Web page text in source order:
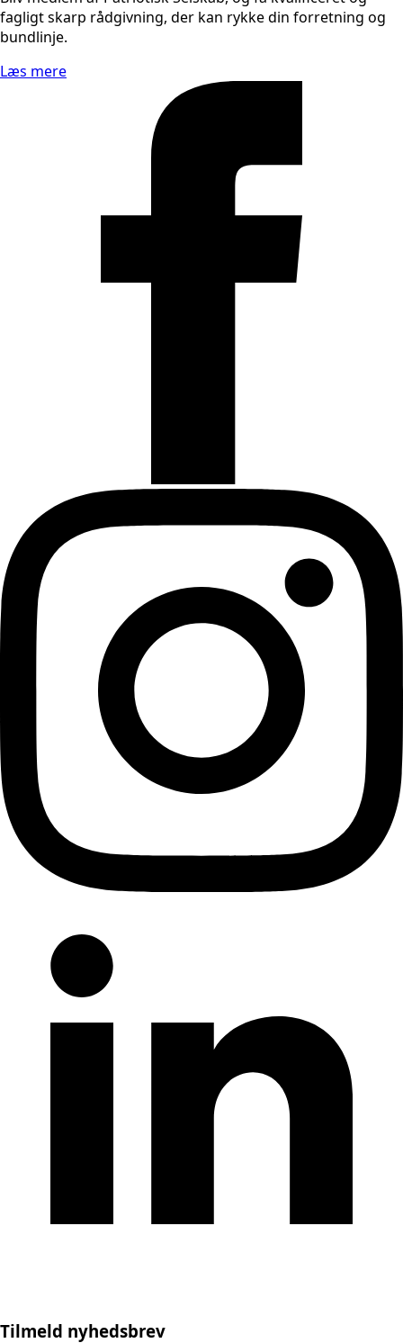
fagligt skarp rådgivning, der kan rykke din forretning og
bundlinje.
Læs mere
Tilmeld nyhedsbrev